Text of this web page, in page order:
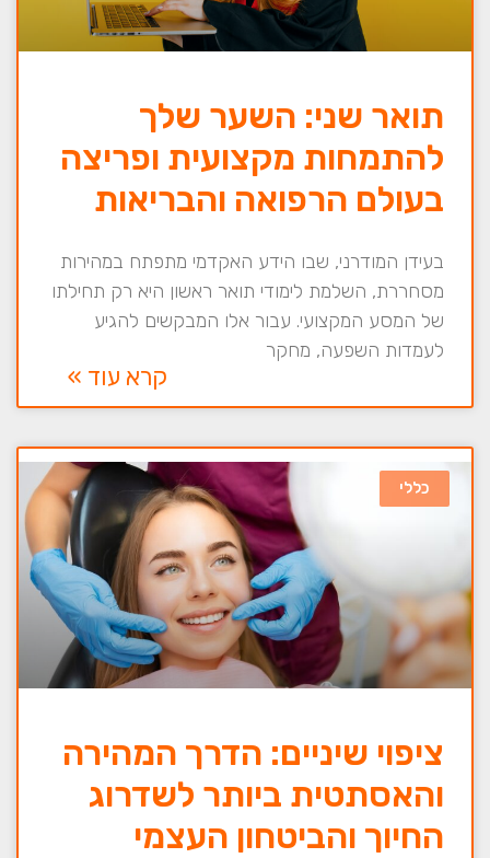
תואר שני: השער שלך
להתמחות מקצועית ופריצה
בעולם הרפואה והבריאות
בעידן המודרני, שבו הידע האקדמי מתפתח במהירות
מסחררת, השלמת לימודי תואר ראשון היא רק תחילתו
של המסע המקצועי. עבור אלו המבקשים להגיע
לעמדות השפעה, מחקר
קרא עוד »
כללי
ציפוי שיניים: הדרך המהירה
והאסתטית ביותר לשדרוג
החיוך והביטחון העצמי